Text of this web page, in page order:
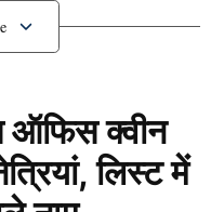
है इस बारे में विस्तार
हुए जसप्रीत
ऑफिस क्वीन
लिस्ट में